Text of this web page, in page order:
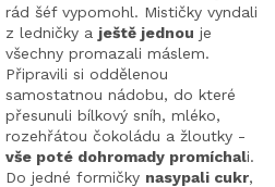
rád šéf vypomohl. Mističky vyndali
z ledničky a ještě jednou je
všechny promazali máslem.
Připravili si oddělenou
samostatnou nádobu, do které
přesunuli bílkový sníh, mléko,
rozehřátou čokoládu a žloutky -
vše poté dohromady promíchali.
Do jedné formičky nasypali cukr,